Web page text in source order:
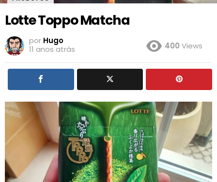
Lotte Toppo Matcha
por Hugo
11 anos atrás
400 Views